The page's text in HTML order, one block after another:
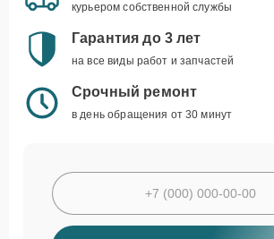
курьером собственной службы
Гарантия до 3 лет
на все виды работ и запчастей
Срочный ремонт
в день обращения от 30 минут